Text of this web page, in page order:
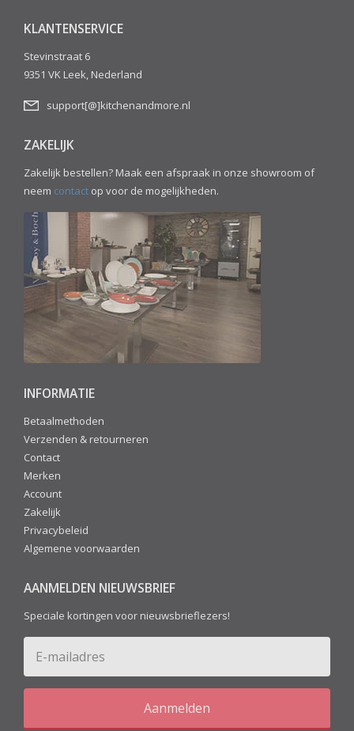
KLANTENSERVICE
Stevinstraat 6
9351 VK Leek, Nederland
support[@]kitchenandmore.nl
ZAKELIJK
Zakelijk bestellen? Maak een afspraak in onze showroom of
neem contact op voor de mogelijkheden.
INFORMATIE
Betaalmethoden
Verzenden & retourneren
Contact
Merken
Account
Zakelijk
Privacybeleid
Algemene voorwaarden
AANMELDEN NIEUWSBRIEF
Speciale kortingen voor nieuwsbrieflezers!
Aanmelden